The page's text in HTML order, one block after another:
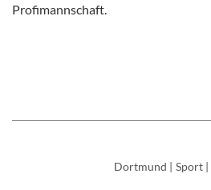
Profimannschaft.
Dortmund | Sport |